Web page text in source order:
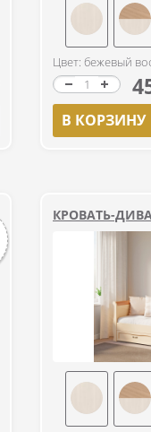
Цвет: бежевый
В КОРЗИНУ
КРОВАТЬ-